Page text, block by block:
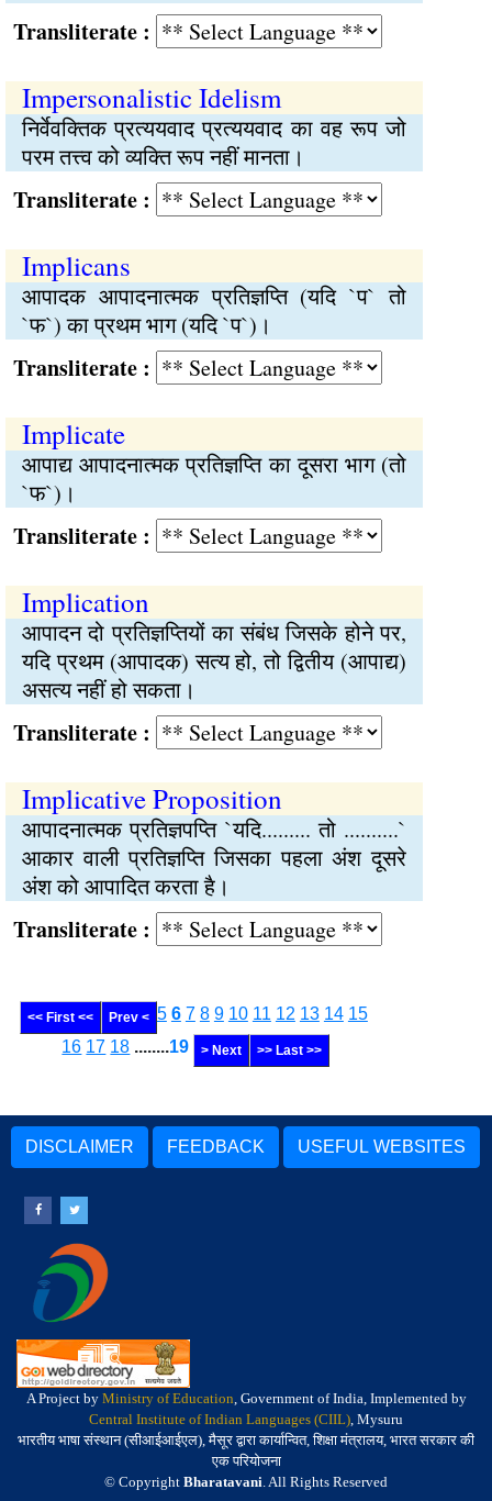
:
Impersonalistic Idelism
निर्वेवक्तिक प्रत्ययवाद प्रत्ययवाद का वह रूप जो
परम तत्त्व को व्यक्ति रूप नहीं मानता।
:
Implicans
आपादक आपादनात्मक प्रतिज्ञप्ति (यदि `प` तो
`फ`) का प्रथम भाग (यदि `प`)।
:
Implicate
आपाद्य आपादनात्मक प्रतिज्ञप्ति का दूसरा भाग (तो
`फ`)।
:
Implication
आपादन दो प्रतिज्ञप्तियों का संबंध जिसके होने पर,
यदि प्रथम (आपादक) सत्य हो, तो द्वितीय (आपाद्य)
असत्य नहीं हो सकता।
:
Implicative Proposition
आपादनात्मक प्रतिज्ञपप्ति `यदि......... तो ..........`
आकार वाली प्रतिज्ञप्ति जिसका पहला अंश दूसरे
अंश को आपादित करता है।
:
<< First << Prev < 5 6 7 8 9 10 11 12 13 14 15
16 17 18 ........19 > Next >> Last >>
DISCLAIMER FEEDBACK USEFUL WEBSITES
A Project by Ministry of Education, Government of India, Implemented by
Central Institute of Indian Languages (CIIL), Mysuru
भारतीय भाषा संस्थान (सीआईआईएल), मैसूर द्वारा कार्यान्वित, शिक्षा मंत्रालय, भारत सरकार की
एक परियोजना
© Copyright Bharatavani. All Rights Reserved